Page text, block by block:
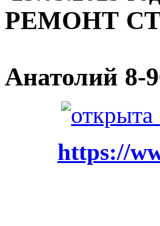
РЕМОНТ
Анатолий 8-
https://